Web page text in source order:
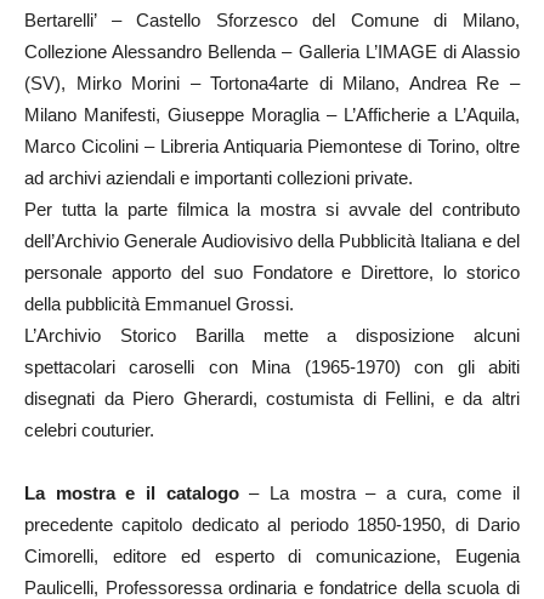
Bertarelli’ – Castello Sforzesco del Comune di Milano,
Collezione Alessandro Bellenda – Galleria L’IMAGE di Alassio
(SV), Mirko Morini – Tortona4arte di Milano, Andrea Re –
Milano Manifesti, Giuseppe Moraglia – L’Afficherie a L’Aquila,
Marco Cicolini – Libreria Antiquaria Piemontese di Torino, oltre
ad archivi aziendali e importanti collezioni private.
Per tutta la parte filmica la mostra si avvale del contributo
dell’Archivio Generale Audiovisivo della Pubblicità Italiana e del
personale apporto del suo Fondatore e Direttore, lo storico
della pubblicità Emmanuel Grossi.
L’Archivio Storico Barilla mette a disposizione alcuni
spettacolari caroselli con Mina (1965-1970) con gli abiti
disegnati da Piero Gherardi, costumista di Fellini, e da altri
celebri couturier.
La mostra e il catalogo– La mostra – a cura, come il
precedente capitolo dedicato al periodo 1850-1950, di Dario
Cimorelli, editore ed esperto di comunicazione, Eugenia
Paulicelli, Professoressa ordinaria e fondatrice della scuola di